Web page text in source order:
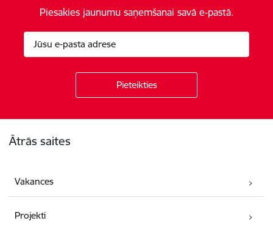
Piesakies jaunumu saņemšanai savā e-pastā.
Ātrās saites
Vakances
Projekti